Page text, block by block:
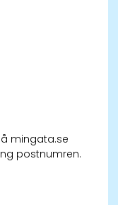
mingata.se
postnumren.